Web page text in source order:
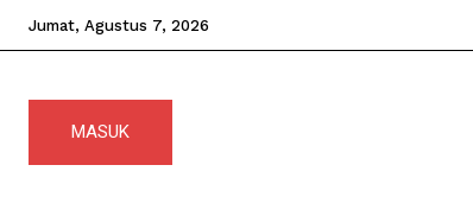
Jumat, Agustus 7, 2026
MASUK